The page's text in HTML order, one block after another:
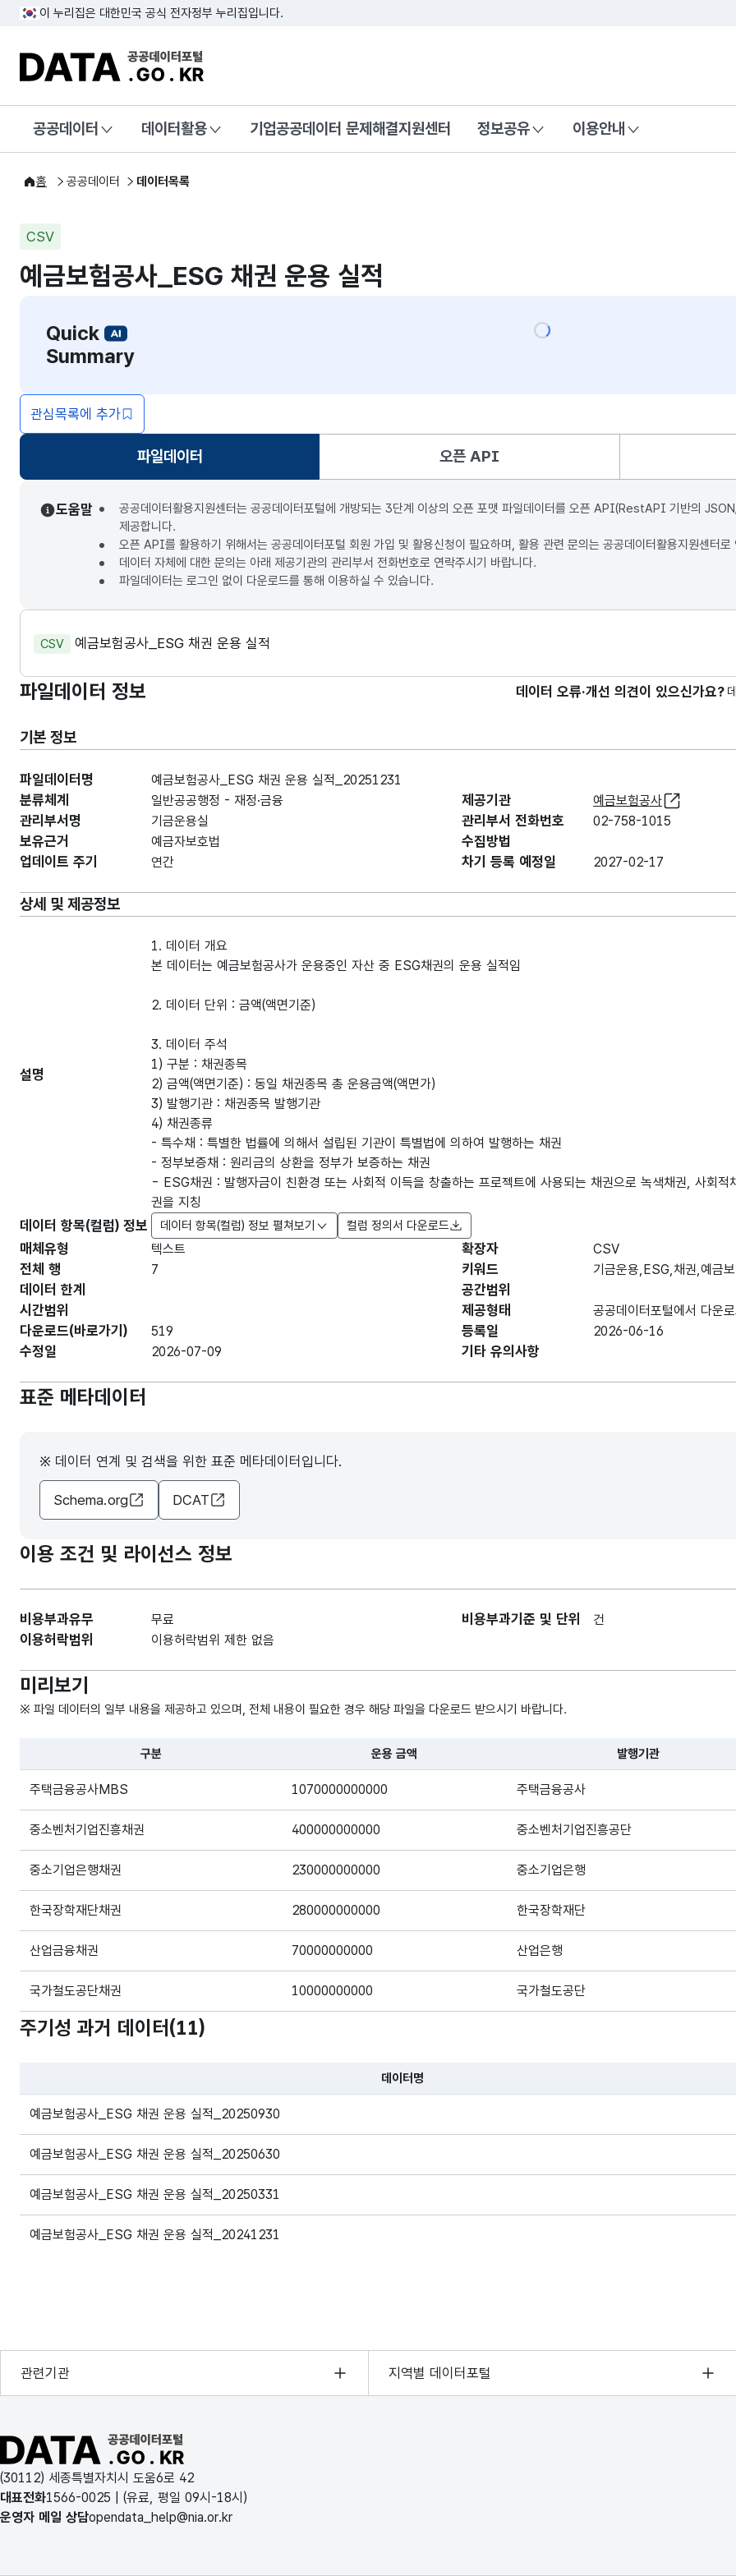
이 누리집은 대한민국 공식 전자정부 누리집입니다.
DATA.GO.KR 공공데이터포털
공공데이터 데이터활용 기업공공데이터 문제해결지원센터 정보공유 이용안내
홈 공공데이터 데이터목록
CSV
예금보험공사_ESG 채권 운용 실적
Quick
Summary
관심목록에 추가
파일데이터
선택됨
오픈 API
도움말
공공데이터활용지원센터는 공공데이터포털에 개방되는 3단계 이상의 오픈 포맷 파일데이터를 오픈 API(RestAPI 기반의
제공합니다.
오픈 API를 활용하기 위해서는 공공데이터포털 회원 가입 및 활용신청이 필요하며, 활용 관련 문의는 공공데이터활용지원센터로
데이터 자체에 대한 문의는 아래 제공기관의 관리부서 전화번호로 연락주시기 바랍니다.
파일데이터는 로그인 없이 다운로드를 통해 이용하실 수 있습니다.
CSV 예금보험공사_ESG 채권 운용 실적
파일데이터 정보 데이터 오류·개선 의견이 있으신가요?
기본 정보
파일데이터명 예금보험공사_ESG 채권 운용 실적_20251231
분류체계 일반공공행정 - 재정·금융 제공기관 예금보험공사
관리부서명 기금운용실 관리부서 전화번호 02-758-1015
보유근거 예금자보호법
수집방법
업데이트 주기
연간 차기 등록 예정일 2027-02-17
상세 및 제공정보
설명
1. 데이터 개요
본 데이터는 예금보험공사가 운용중인 자산 중 ESG채권의 운용 실적임
2. 데이터 단위 : 금액(액면기준)
3. 데이터 주석
1) 구분 : 채권종목
2) 금액(액면기준) : 동일 채권종목 총 운용금액(액면가)
3) 발행기관 : 채권종목 발행기관
4) 채권종류
- 특수채 : 특별한 법률에 의해서 설립된 기관이 특별법에 의하여 발행하는 채권
- 정부보증채 : 원리금의 상환을 정부가 보증하는 채권
- ESG채권 : 발행자금이 친환경 또는 사회적 이득을 창출하는 프로젝트에 사용되는 채권으로 녹색채권, 사회적
권을 지칭
데이터 항목(컬럼) 정보 데이터 항목(컬럼) 정보 펼쳐보기 컬럼 정의서 다운로드
데이터 항목 표로 항목명, 항목명(영문명), 항
항목명 항목 설명
구분 구분
매체유형 텍스트 확장자 CSV
전체 행 7 키워드 기금운용,ESG,채권,예금
데이터 한계
공간범위
시간범위
제공형태 공공데이터포털에서 다운
다운로드(바로가기) 519 등록일 2026-06-16
수정일 2026-07-09 기타 유의사항
표준 메타데이터
※ 데이터 연계 및 검색을 위한 표준 메타데이터입니다.
Schema.org DCAT
이용 조건 및 라이선스 정보
비용부과유무 무료 비용부과기준 및 단위 건
이용허락범위 이용허락범위 제한 없음
미리보기
※ 파일 데이터의 일부 내용을 제공하고 있으며, 전체 내용이 필요한 경우 해당 파일을 다운로드 받으시기 바랍니다.
파일 데이터의 일부 내용의 표로 센터명, 프로그램명, 강습요일, 시간, 장소로 구성되어있습니다.
구분 운용 금액 발행기관
주택금융공사MBS 1070000000000 주택금융공사
중소벤처기업진흥채권 400000000000 중소벤처기업진흥공단
중소기업은행채권 230000000000 중소기업은행
한국장학재단채권 280000000000 한국장학재단
산업금융채권 70000000000 산업은행
국가철도공단채권 10000000000 국가철도공단
토지주택채권
주기성 과거 데이터(11)
파일 데이터의 과거 데이터표로 데이터명, 등록일로 구성되어있습니다.
데이터명
예금보험공사_ESG 채권 운용 실적_20250930
예금보험공사_ESG 채권 운용 실적_20250630
예금보험공사_ESG 채권 운용 실적_20250331
예금보험공사_ESG 채권 운용 실적_20241231
예금보험공사_ESG 채권 운용 실적_20231231
예금보험공사_ESG 채권 운용 실적_20230930
예금보험공사_ESG 채권 운용 실적_20230630
예금보험공사_ESG 채권 운용 실적_20230331
예금보험공사_ESG 채권 운용 실적_20221231
관련기관
행정안전부
한국지능정보사회진흥원
국가정보자원관리원
한국지역정보개발원
지역별 데이터포털
서울 열린데이터광장
경기데이터드림
공공데이터포털 바로가기
(30112) 세종특별자치시 도움6로 42
대표전화1566-0025 | (유료, 평일 09시-18시)
운영자 메일 상담opendata_help@nia.or.kr